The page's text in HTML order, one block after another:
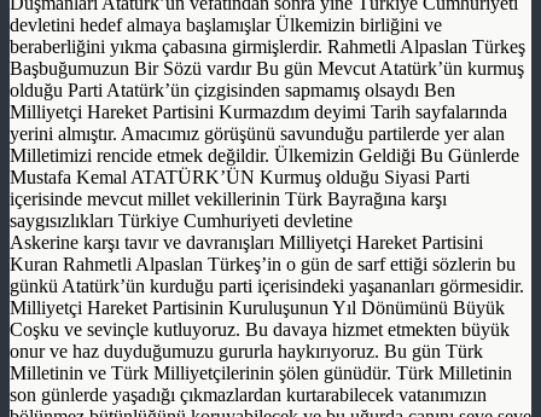
devletini hedef almaya başlamışlar Ülkemizin birliğini ve
beraberliğini yıkma çabasına girmişlerdir. Rahmetli Alpaslan Türkeş
Başbuğumuzun Bir Sözü vardır Bu gün Mevcut Atatürk’ün kurmuş
olduğu Parti Atatürk’ün çizgisinden sapmamış olsaydı Ben
Milliyetçi Hareket Partisini Kurmazdım deyimi Tarih sayfalarında
yerini almıştır. Amacımız görüşünü savunduğu partilerde yer alan
Milletimizi rencide etmek değildir. Ülkemizin Geldiği Bu Günlerde
Mustafa Kemal ATATÜRK’ÜN Kurmuş olduğu Siyasi Parti
içerisinde mevcut millet vekillerinin Türk Bayrağına karşı
saygısızlıkları Türkiye Cumhuriyeti devletine
Askerine karşı tavır ve davranışları Milliyetçi Hareket Partisini
Kuran Rahmetli Alpaslan Türkeş’in o gün de sarf ettiği sözlerin bu
günkü Atatürk’ün kurduğu parti içerisindeki yaşananları görmesidir.
Milliyetçi Hareket Partisinin Kuruluşunun Yıl Dönümünü Büyük
Coşku ve sevinçle kutluyoruz. Bu davaya hizmet etmekten büyük
onur ve haz duyduğumuzu gururla haykırıyoruz. Bu gün Türk
Milletinin ve Türk Milliyetçilerinin şölen günüdür. Türk Milletinin
son günlerde yaşadığı çıkmazlardan kurtarabilecek vatanımızın